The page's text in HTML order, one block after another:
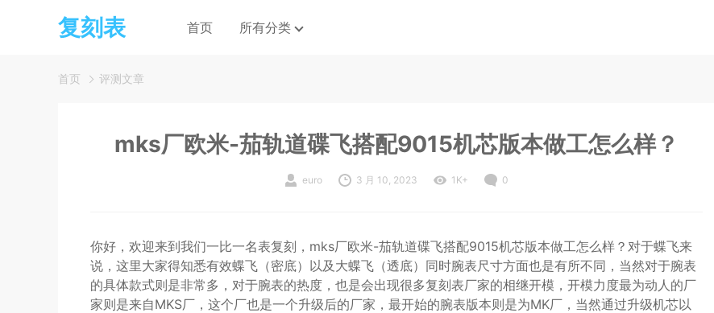
复刻表 首页 所有分类
首页 评测文章
mks厂欧米-茄轨道碟飞搭配9015机芯版本做工怎么样？
euro 3 月 10, 2023 1K+ 0
你好，欢迎来到我们一比一名表复刻，mks厂欧米-茄轨道碟飞搭配9015机芯版本做工怎么样？对于蝶飞来
说，这里大家得知悉有效蝶飞（密底）以及大蝶飞（透底）同时腕表尺寸方面也是有所不同，当然对于腕表
的具体款式则是非常多，对于腕表的热度，也是会出现很多复刻表厂家的相继开模，开模力度最为动人的厂
家则是来自MKS厂，这个厂也是一个升级后的厂家，最开始的腕表版本则是为MK厂，当然通过升级机芯以